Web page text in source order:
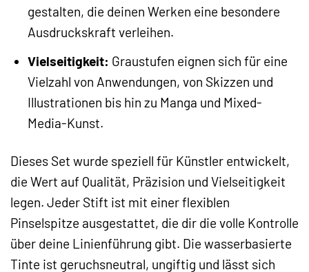
gestalten, die deinen Werken eine besondere
Ausdruckskraft verleihen.
Vielseitigkeit: Graustufen eignen sich für eine
Vielzahl von Anwendungen, von Skizzen und
Illustrationen bis hin zu Manga und Mixed-
Media-Kunst.
Dieses Set wurde speziell für Künstler entwickelt,
die Wert auf Qualität, Präzision und Vielseitigkeit
legen. Jeder Stift ist mit einer flexiblen
Pinselspitze ausgestattet, die dir die volle Kontrolle
über deine Linienführung gibt. Die wasserbasierte
Tinte ist geruchsneutral, ungiftig und lässt sich